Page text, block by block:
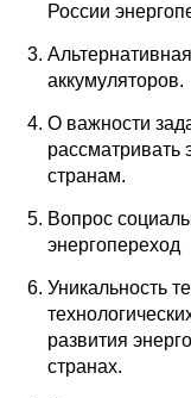
России
аккумуляторов.
О важности
рассматривать
странам.
Вопрос
энергопереход
Уникальность
развития
странах.